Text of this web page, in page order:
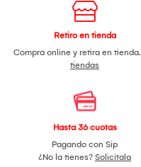
Retiro en tienda
Compra online y retira en tienda.
tiendas
Hasta 36 cuotas
Pagando con Sip
¿No la tienes? Solicítala